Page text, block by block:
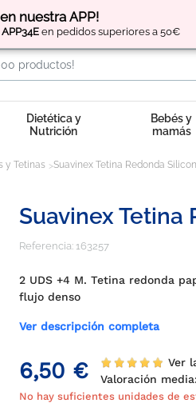
nuestra APP!
APP34E en pedidos superiores a 50€
Regístratey obtén
Dietética y
Nutrición
Bebés y
mamás
y Tetinas Suavinex Tetina Redonda
Suavinex Tetina
Referencia: 163257
2 UDS +4 M. Tetina redonda
flujo denso
Ver descripción completa
6,50 €
Ver
Valoración
No hay suficientes unidades de